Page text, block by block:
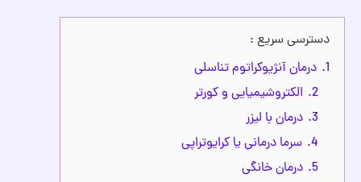
دسترسی سریع :
1. درمان آنژیوکراتوم تناسلی
2. الکتروشیمیایی و کورتر
3. درمان با لیزر
4. سرما درمانی یا کرایوتراپی
5. درمان خانگی